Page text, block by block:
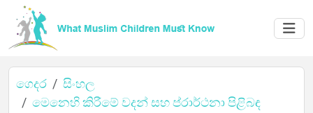
ගෙදර
සිංහල
මෙනෙහි කිරීමේ වදන් සහ ප්රාර්ථනා පිළිබඳ